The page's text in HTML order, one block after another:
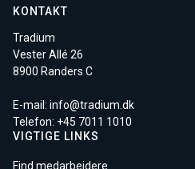
KONTAKT
Tradium
Vester Allé 26
8900 Randers C
E-mail: info@tradium.dk
Telefon: +45 7011 1010
VIGTIGE LINKS
Find medarbejdere